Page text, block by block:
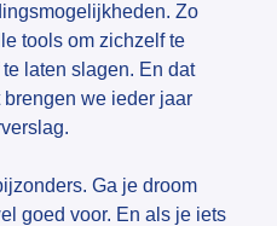
Zo
tools om zichzelf te
laten slagen. En dat
brengen we ieder jaar
Ga je droom
goed voor. En als je iets